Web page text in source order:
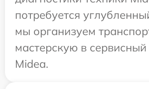
потребуется
мы организуем
мастерскую в сервисный
Midea.